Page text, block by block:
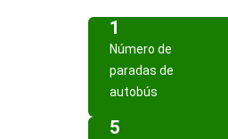
1
Número de
paradas de
autobús
5